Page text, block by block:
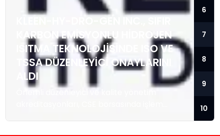
KARBON EMISYONLU HIDROJEN
ISITMA TEKNOLOJISINDE ISO VE
TSSA DÜZENLEYICI ONAYLARINI
ALDI
6
7
8
9
10